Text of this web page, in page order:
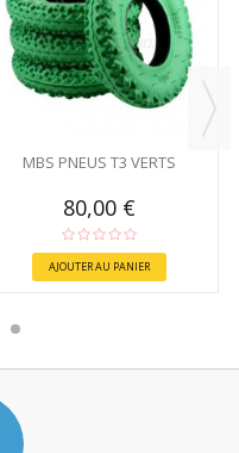
MBS PNEUS T3 VERTS
80,00 €
AJOUTER AU PANIER